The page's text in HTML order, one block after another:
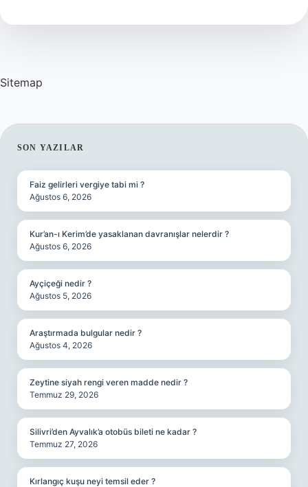
Nelerdir
Sitemap
SIDEBAR
SON YAZILAR
Faiz gelirleri vergiye tabi mi ?
Ağustos 6, 2026
Kur’an-ı Kerim’de yasaklanan davranışlar nelerdir ?
Ağustos 6, 2026
Ayçiçeği nedir ?
Ağustos 5, 2026
Araştırmada bulgular nedir ?
Ağustos 4, 2026
Zeytine siyah rengi veren madde nedir ?
Temmuz 29, 2026
Silivri’den Ayvalık’a otobüs bileti ne kadar ?
Temmuz 27, 2026
Kırlangıç kuşu neyi temsil eder ?